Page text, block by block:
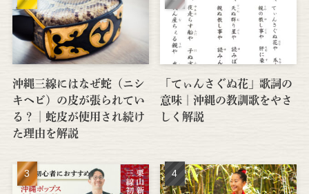
沖縄三線にはなぜ蛇（ニシ
キヘビ）の皮が張られてい
る？│蛇皮が使用され続け
た理由を解説
「てぃんさぐぬ花」歌詞の
意味｜沖縄の教訓歌をやさ
しく解説